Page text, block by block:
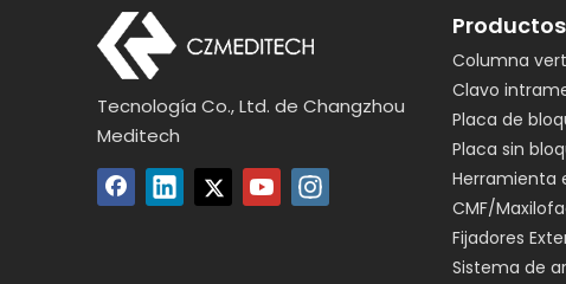
Tecnología Co., Ltd. de Changzhou
Meditech
Productos
Columna
Clavo
Placa de
Placa sin
Herramienta
CMF/
Fijadores
Sistema de